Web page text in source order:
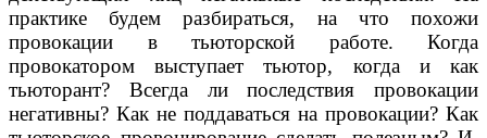
практике будем разбираться, на что похожи
провокации в тьюторской работе. Когда
провокатором выступает тьютор, когда и как
тьюторант? Всегда ли последствия провокации
негативны? Как не поддаваться на провокации? Как